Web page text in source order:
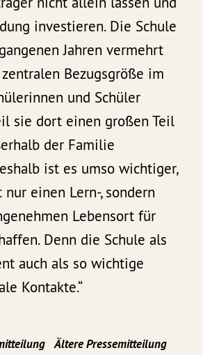
investieren. Die Schule
Jahren vermehrt
Bezugsgröße im
und Schüler
sie dort einen großen Teil
der Familie
ist es umso wichtiger,
einen Lern-, sondern
Lebensort für
Denn die Schule als
auch als so wichtige
Kontakte.“
Ältere Pressemitteilung